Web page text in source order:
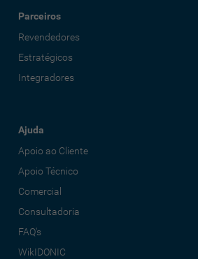
Parceiros
Revendedores
Estratégicos
Integradores
Ajuda
Apoio ao Cliente
Apoio Técnico
Comercial
Consultadoria
FAQ's
WikIDONIC